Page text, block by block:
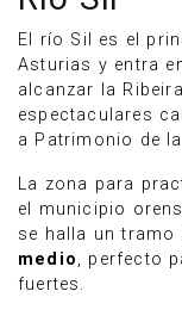
El río Sil es el
Asturias y entra
alcanzar la
espectaculares
a Patrimonio de
La zona para
el municipio
se halla un tramo
medio, perfecto
fuertes.